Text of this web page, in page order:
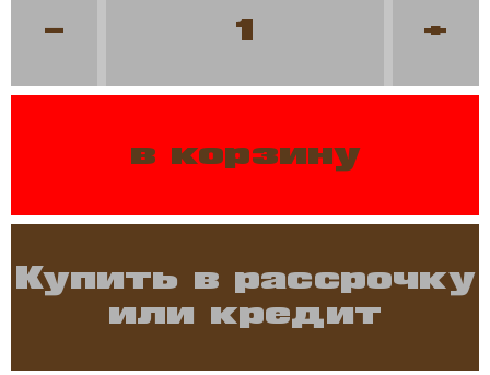
- +
в корзину
Купить в рассрочку
или кредит